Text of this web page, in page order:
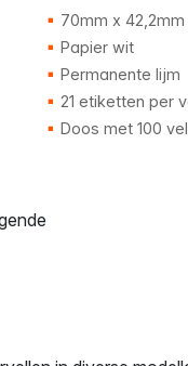
70mm x 42,2mm
Papier wit
Permanente lijm
21 etiketten per
Doos met 100